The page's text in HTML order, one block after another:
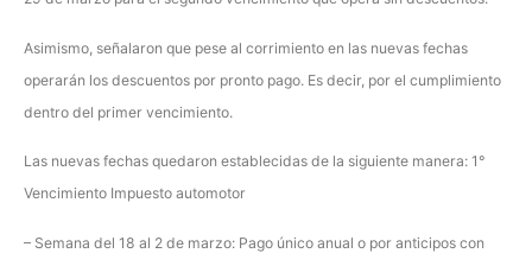
Asimismo, señalaron que pese al corrimiento en las nuevas fechas
operarán los descuentos por pronto pago. Es decir, por el cumplimiento
dentro del primer vencimiento.
Las nuevas fechas quedaron establecidas de la siguiente manera: 1°
Vencimiento Impuesto automotor
– Semana del 18 al 2 de marzo: Pago único anual o por anticipos con